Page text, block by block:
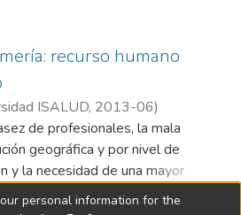
el funcionamiento del banco que
los fondos de los afiliados y
el crecimiento del país.
recurso humano
ISALUD, 2013-06)
de profesionales, la mala
geográfica y por nivel de
y la necesidad de una mayor
constituyen un diagnóstico
personal information for the